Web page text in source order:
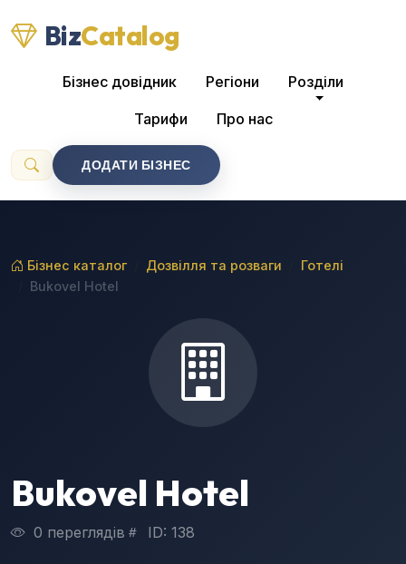
BizCatalog
Бізнес довідник Регіони Розділи
Тарифи Про нас
ДОДАТИ БІЗНЕС
Бізнес каталог Дозвілля та розваги
Готелі
Bukovel Hotel
Bukovel Hotel
0 переглядів ID: 138